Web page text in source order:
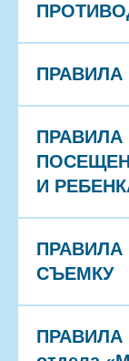
ПРАВИЛА
И
ПРАВИЛА
СЪЕМКУ